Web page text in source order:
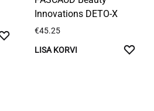
SOOVIKORVI
Innovations DETO-X
€45.25
LISA KORVI